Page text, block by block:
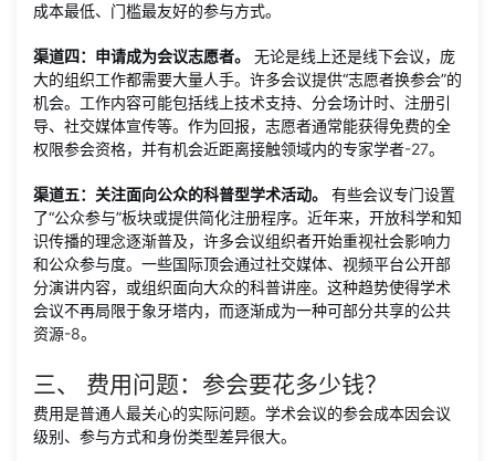
成本最低、门槛最友好的参与方式。
渠道四：申请成为会议志愿者。
无论是线上还是线下会议，庞
大的组织工作都需要大量人手。许多会议提供“志愿者换参会”的
机会。工作内容可能包括线上技术支持、分会场计时、注册引
导、社交媒体宣传等。作为回报，志愿者通常能获得免费的全
权限参会资格，并有机会近距离接触领域内的专家学者-27。
渠道五：关注面向公众的科普型学术活动。
有些会议专门设置
了“公众参与”板块或提供简化注册程序。近年来，开放科学和知
识传播的理念逐渐普及，许多会议组织者开始重视社会影响力
和公众参与度。一些国际顶会通过社交媒体、视频平台公开部
分演讲内容，或组织面向大众的科普讲座。这种趋势使得学术
会议不再局限于象牙塔内，而逐渐成为一种可部分共享的公共
资源-8。
三、 费用问题：参会要花多少钱？
费用是普通人最关心的实际问题。学术会议的参会成本因会议
级别、参与方式和身份类型差异很大。